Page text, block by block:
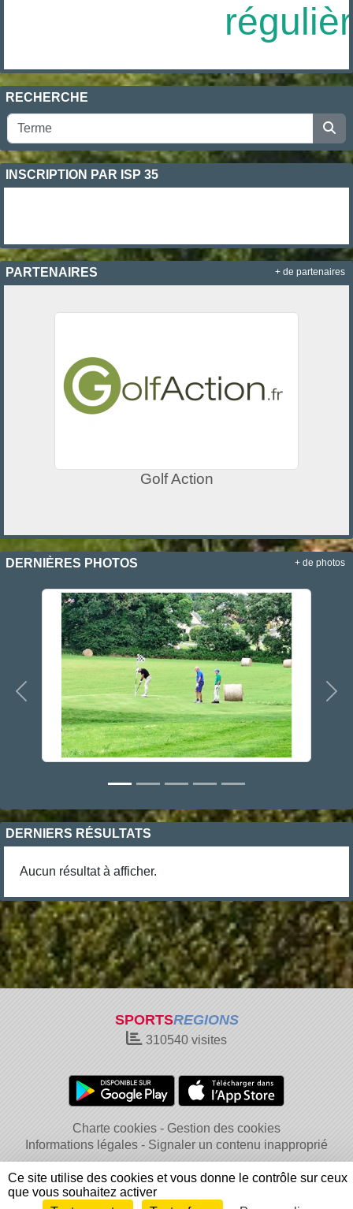
RECHERCHE
INSCRIPTION PAR ISP 35
PARTENAIRES
Golf Action
+ de partenaires
DERNIÈRES PHOTOS
Précedent
+ de photos
DERNIERS RÉSULTATS
Aucun résultat à afficher.
SPORTSREGIONS
310540 visites
Charte cookies
Gestion des cookies
Informations légales
Signaler un contenu inapproprié
Ce site utilise des cookies et vous donne le contrôle sur ceux
que vous souhaitez activer